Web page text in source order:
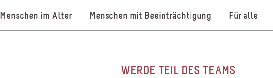
Menschen im Alter Menschen mit Beeinträchtigung Für alle
WERDE TEIL DES TEAMS